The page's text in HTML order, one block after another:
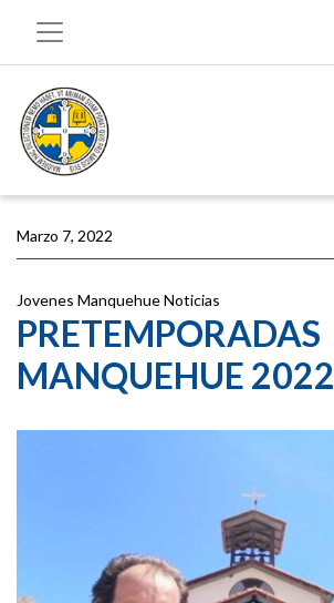
Marzo 7, 2022
Jovenes ManquehueNoticias
PRETEMPORADAS
MANQUEHUE 2022